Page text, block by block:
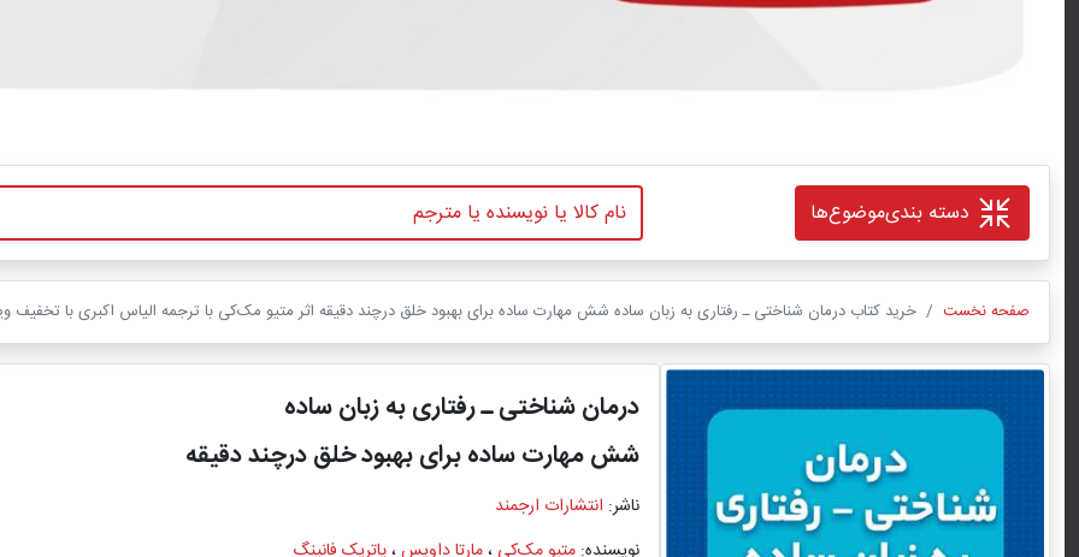
دسته بندیموضوع‌ها
صفحه نخست خرید کتاب درمان شناختی ـ رفتاری به ‌زبان ساده شش مهارت ساده برای بهبود خلق درچند دقیقه اثر متیو مک‌کی با ترجمه الیاس اکبری با تخفیف
درمان شناختی ـ رفتاری به ‌زبان ساده
شش مهارت ساده برای بهبود خلق درچند دقیقه
ناشر: انتشارات ارجمند
نویسنده: متیو مک‌کی ،مارتا داویس،پاتریک فانینگ